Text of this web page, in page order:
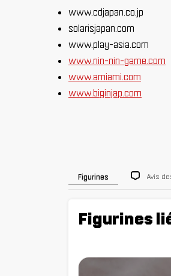
www.cdjapan.co.jp
solarisjapan.com
www.play-asia.com
www.nin-nin-game.com
www.amiami.com
www.biginjap.com
Figurines Avis
Figurines